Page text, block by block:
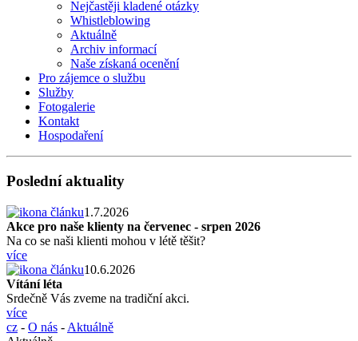
Nejčastěji kladené otázky
Whistleblowing
Aktuálně
Archiv informací
Naše získaná ocenění
Pro zájemce o službu
Služby
Fotogalerie
Kontakt
Hospodaření
Poslední aktuality
1.7.2026
Akce pro naše klienty na červenec - srpen 2026
Na co se naši klienti mohou v létě těšit?
více
10.6.2026
Vítání léta
Srdečně Vás zveme na tradiční akci.
více
cz - O nás - Aktuálně